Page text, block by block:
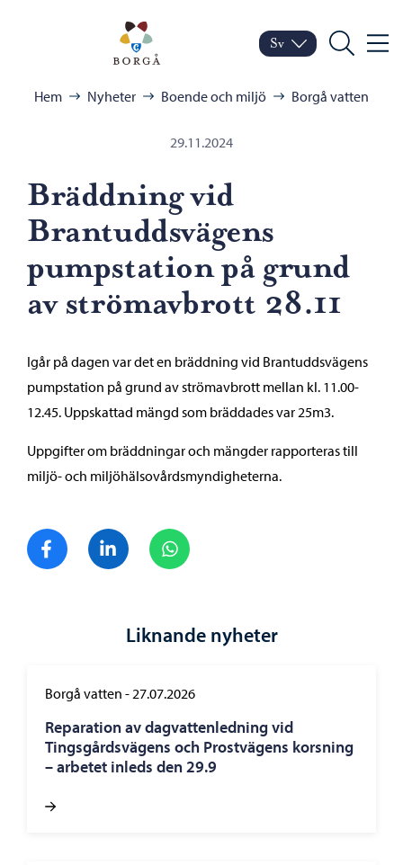
Porvoo – Gå till
Byt språk
Nuvarande språk:
Sv
Sök Meny
Bläddra:
Hem Nyheter Boende och miljö Borgå vatten
29.11.2024
Bräddning vid
Brantuddsvägens
pumpstation på grund
av strömavbrott 28.11
Igår på dagen var det en bräddning vid Brantuddsvägens
pumpstation på grund av strömavbrott mellan kl. 11.00-
12.45. Uppskattad mängd som bräddades var 25m3.
Uppgifter om bräddningar och mängder rapporteras till
miljö- och miljöhälsovårdsmyndigheterna.
Dela på FacebookDela på LinkedIn
Liknande nyheter
Borgå vatten -27.07.2026
Reparation av dagvattenledning vid
Tingsgårdsvägens och Prostvägens korsning
– arbetet inleds den 29.9